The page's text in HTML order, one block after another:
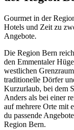
Gourmet in der
Hotels und Zeit zu
Angebote.
Die Region Bern
den Emmentaler
westlichen
traditionelle Dörfer
Kurzurlaub, bei dem
Anders als bei einer
auf mehrere Orte mit
du passende
Region Bern.